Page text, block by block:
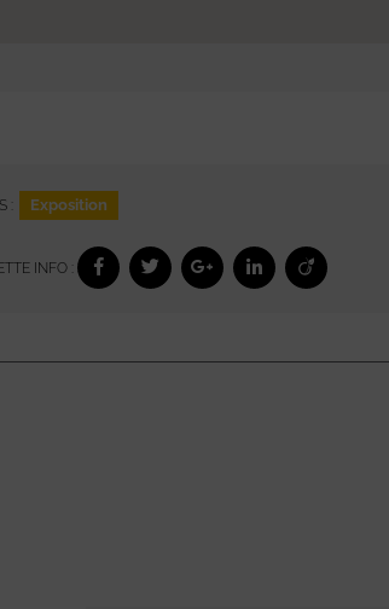
: Exposition
INFO :